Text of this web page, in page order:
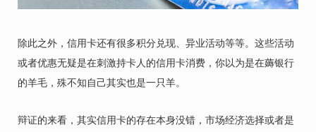
除此之外，信用卡还有很多积分兑现、异业活动等等。这些活动
或者优惠无疑是在刺激持卡人的信用卡消费，你以为是在薅银行
的羊毛，殊不知自己其实也是一只羊。
辩证的来看，其实信用卡的存在本身没错，市场经济选择或者是